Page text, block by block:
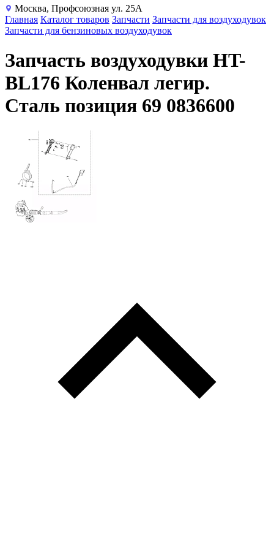
Москва, Профсоюзная ул. 25А
Главная Каталог товаров Запчасти Запчасти для воздуходувок
Запчасти для бензиновых воздуходувок
Запчасть воздуходувки HT-
BL176 Коленвал легир.
Сталь позиция 69 0836600